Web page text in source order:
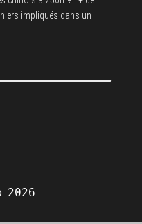
impliqués dans un
2026